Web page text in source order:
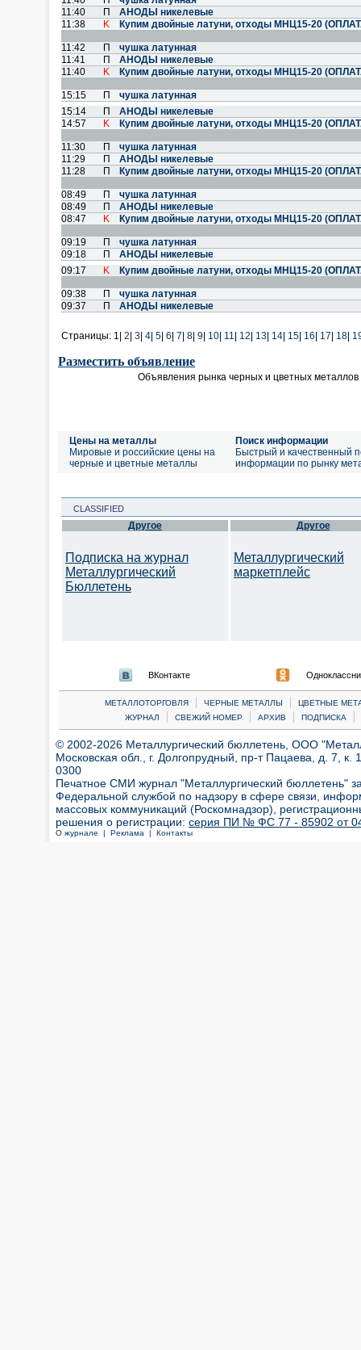
11:40
П
АНОДЫ никелевые
11:38
K Купим двойные латуни, отходы МНЦ15-20
11:42 П
чушка латунная
11:41
П
АНОДЫ никелевые
11:40
K Купим двойные латуни, отходы МНЦ15-20
15:15 П
чушка латунная
15:14
П
АНОДЫ никелевые
14:57
K Купим двойные латуни, отходы МНЦ15-20
11:30 П
чушка латунная
11:29
П
АНОДЫ никелевые
11:28
П Купим двойные латуни, отходы МНЦ15-20
08:49 П
чушка латунная
08:49
П
АНОДЫ никелевые
08:47
K Купим двойные латуни, отходы МНЦ15-20
09:19 П
чушка латунная
09:18
П
АНОДЫ никелевые
09:17
K Купим двойные латуни, отходы МНЦ15-20
09:38 П
чушка латунная
09:37
П АНОДЫ никелевые
Страницы: 1| 2 3 4 5 6 7 8 9 10 11 12 13 14 15 16 17 18
Разместить объявление
Объявления рынка черных и цветных
Цены на металлы
Мировые и российские цены на
черные и цветные металлы
Поиск информации
Быстрый и качественный
информации по рынку
CLASSIFIED
Другое
Подписка на журнал
Металлургический
Бюллетень
Другое
Металлургический
маркетплейс
ВКонтакте
МЕТАЛЛОТОРГОВЛЯ | ЧЕРНЫЕ МЕТАЛЛЫ |
ЦВЕТНЫЕ
ЖУРНАЛ
| СВЕЖИЙ НОМЕР | АРХИВ | ПОДПИСКА |
© 2002-2026 Металлургический бюллетень, ООО
Московская обл., г. Долгопрудный, пр-т Пацаева, д. 7,
0300
Печатное СМИ журнал "Металлургический бюллетень"
Федеральной службой по надзору в сфере связи,
массовых коммуникаций (Роскомнадзор),
решения о регистрации: серия ПИ № ФС 77 - 85902 от 04
О журнале | Реклама | Контакты